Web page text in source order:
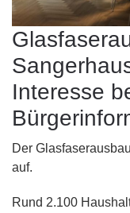
Interesse
Der
auf.
Rund 2.100